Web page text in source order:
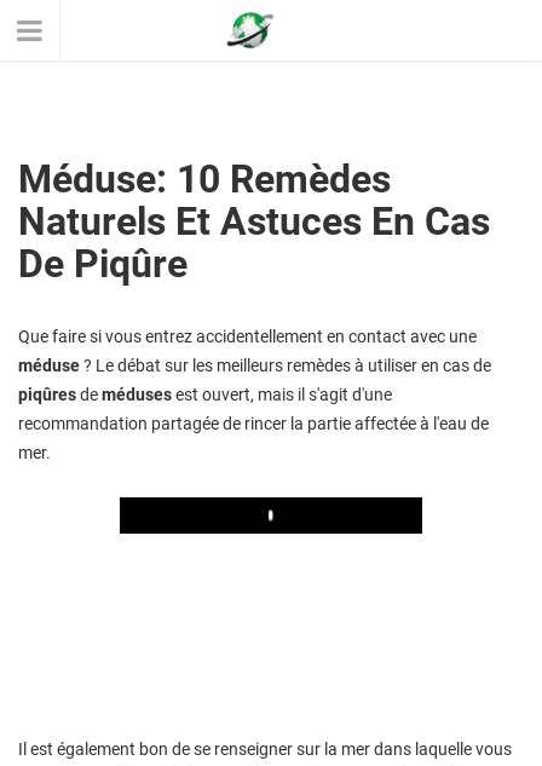
Méduse: 10 Remèdes
Naturels Et Astuces En Cas
De Piqûre
Que faire si vous entrez accidentellement en contact avec une
méduse? Le débat sur les meilleurs remèdes à utiliser en cas de
piqûresdemédusesest ouvert, mais il s'agit d'une
recommandation partagée de rincer la partie affectée à l'eau de
mer.
Play
Il est également bon de se renseigner sur la mer dans laquelle vous